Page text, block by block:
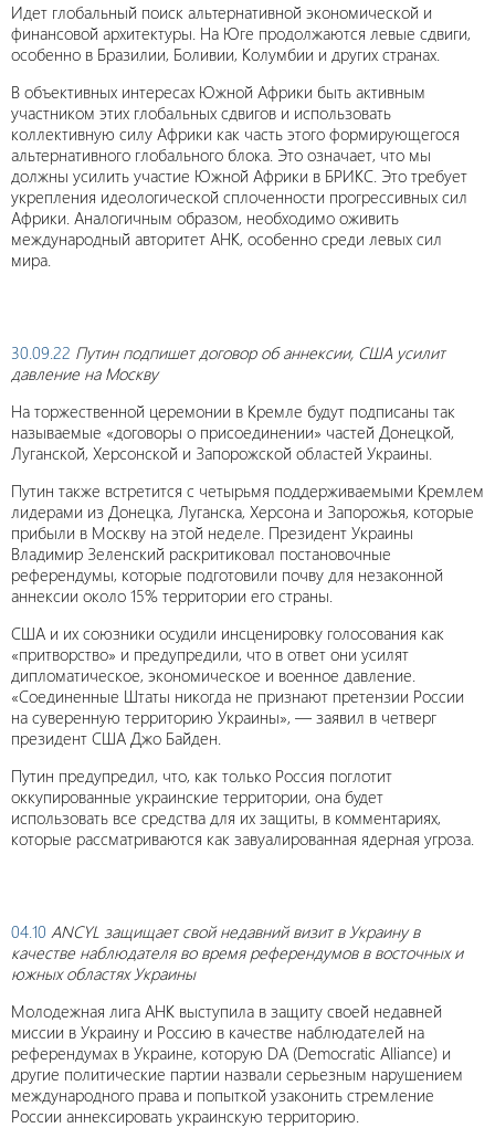
Идет глобальный поиск альтернативной экономической и
финансовой архитектуры. На Юге продолжаются левые сдвиги,
особенно в Бразилии, Боливии, Колумбии и других странах.
В объективных интересах Южной Африки быть активным
участником этих глобальных сдвигов и использовать
коллективную силу Африки как часть этого формирующегося
альтернативного глобального блока. Это означает, что мы
должны усилить участие Южной Африки в БРИКС. Это требует
укрепления идеологической сплоченности прогрессивных сил
Африки. Аналогичным образом, необходимо оживить
международный авторитет АНК, особенно среди левых сил
мира.
30.09.22 Путин подпишет договор об аннексии, США усилит
давление на Москву
На торжественной церемонии в Кремле будут подписаны так
называемые «договоры о присоединении» частей Донецкой,
Луганской, Херсонской и Запорожской областей Украины.
Путин также встретится с четырьмя поддерживаемыми Кремлем
лидерами из Донецка, Луганска, Херсона и Запорожья, которые
прибыли в Москву на этой неделе. Президент Украины
Владимир Зеленский раскритиковал постановочные
референдумы, которые подготовили почву для незаконной
аннексии около 15% территории его страны.
США и их союзники осудили инсценировку голосования как
«притворство» и предупредили, что в ответ они усилят
дипломатическое, экономическое и военное давление.
«Соединенные Штаты никогда не признают претензии России
на суверенную территорию Украины», — заявил в четверг
президент США Джо Байден.
Путин предупредил, что, как только Россия поглотит
оккупированные украинские территории, она будет
использовать все средства для их защиты, в комментариях,
которые рассматриваются как завуалированная ядерная угроза.
04.10 ANCYL защищает свой недавний визит в Украину в
качестве наблюдателя во время референдумов в восточных и
южных областях Украины
Молодежная лига АНК выступила в защиту своей недавней
миссии в Украину и Россию в качестве наблюдателей на
референдумах в Украине, которую DA (Democratic Alliance) и
другие политические партии назвали серьезным нарушением
международного права и попыткой узаконить стремление
России аннексировать украинскую территорию.